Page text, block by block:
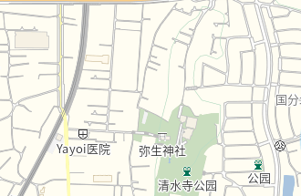
・・・・・
费用，住宅贷款的需讨论接受各种需讨论。
"按钮或者免费热线"0120-944-431，"请随便询问。
准备了所以带领小的孩子的来店是欢迎。
库(老市营停车场)
井的再Park